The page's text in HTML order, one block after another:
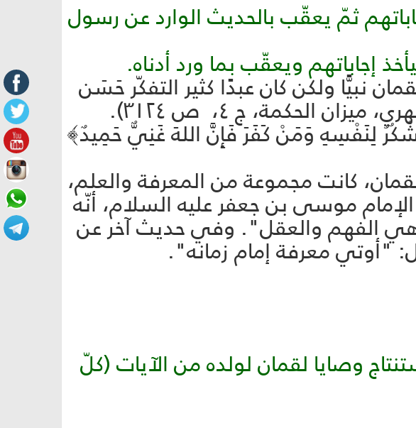
ثمّ يعقّب بالحديث الوارد عن رسول
إجاباتهم ويعقّب بما ورد أدناه.
نبيًّا ولكن كان عبدًا كثير التفكّر حَسَن
الحكمة، ج ٤، ص ٣١٢٤).
لِنَفْسِهِ وَمَنْ كَفَرَ فَإِنَّ اللهَ غَنِيٌّ حَمِيدٌ﴾
كانت مجموعة من المعرفة والعلم،
موسى بن جعفر عليه السلام، أنّه
هي الفهم والعقل". وفي حديث آخر عن
"أوتي معرفة إمام زمانه".
وصايا لقمان لولده من الآيات (كلّ